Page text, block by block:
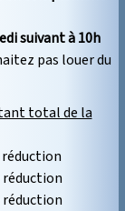
suivant à 10h
pas louer du
total de la
réduction
réduction